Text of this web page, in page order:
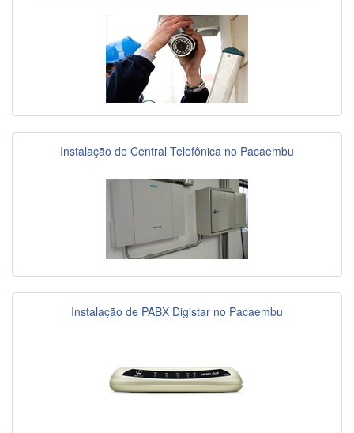
Instalação de Central Telefônica no Pacaembu
Instalação de PABX Digistar no Pacaembu